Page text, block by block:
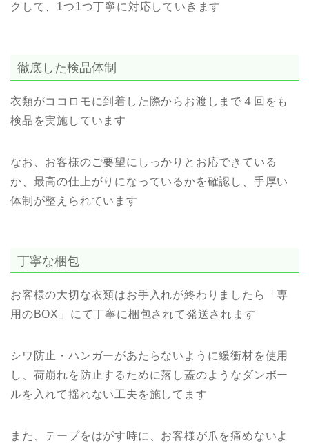
クして、1つ1つ丁寧に対応していきます
徹底した検品体制
衣類がココロモに到着した際からお渡しまで４回をも
検品を実施しています
なお、お客様のご要望にしっかりとお応できている
か、最高の仕上がりになっているかを確認し、手厚い
体制が整えられています
丁寧な梱包
お客様の大切な衣類はお手入れが終わりましたら「専
用のBOX」にて丁寧に梱包されて発送されます
シワ防止・ハンガーがあたらないように緩衝材を使用
し、荷崩れを防止するために落し蓋のようなダンボー
ルを入れて揺れない工夫を施してます
また、テープをはがす時に、お客様が爪を痛めないよ